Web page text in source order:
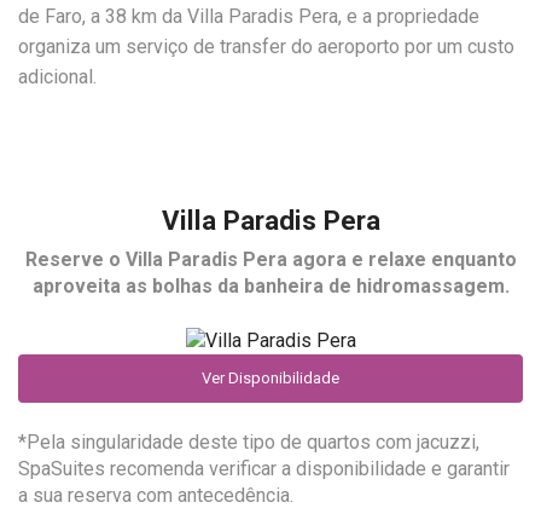
de Faro, a 38 km da Villa Paradis Pera, e a propriedade
organiza um serviço de transfer do aeroporto por um custo
adicional.
Villa Paradis Pera
Reserve o Villa Paradis Pera agora e relaxe enquanto
aproveita as bolhas da banheira de hidromassagem.
Ver Disponibilidade
*Pela singularidade deste tipo de quartos com jacuzzi,
SpaSuites recomenda verificar a disponibilidade e garantir
a sua reserva com antecedência.